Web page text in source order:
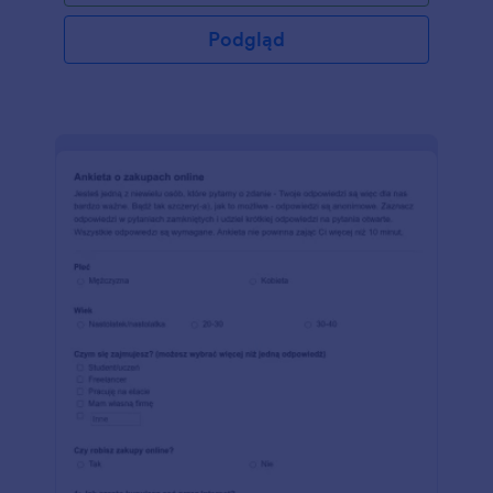
sposób, użyj tego darmowego szablonu Formularza
Opinii Pacjenta, by zbierać opinie pacjentów online!
Po prostu dostosuj pytania w tym Formularzu Opinii
kliniki to niesamowite doświadczenie, ale może być
ciężko zajmować się wszystkimi sprawami. Na
szczęście, ponad 100 integracji Jotform może Ci w
formularza z wybraną usługą przechowywania
poświęcić swojej klienteli. Możesz także
dostosować formularz do swoich potrzeb. Dzięki
Jotform, możesz zbierać informacje pacjentów, do
Podgląd